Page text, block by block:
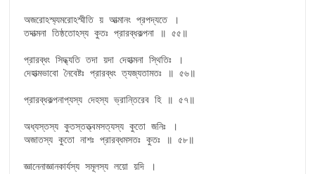
অজরোঽস্ম্যমরোঽস্মীতি য় আত্মানং প্রপদ্যতে ।
তদাত্মনা তিষ্ঠতোঽস্য কুতঃ প্রারব্ধকল্পনা ॥ ৫৫॥
প্রারব্ধং সিদ্ধ্যতি তদা য়দা দেহাত্মনা স্থিতিঃ ।
দেহাত্মভাবো নৈবেষ্টঃ প্রারব্ধং ত্যজ্যতামতঃ ॥ ৫৬॥
প্রারব্ধকল্পনাপ্যস্য দেহস্য ভ্রান্তিরেব হি ॥ ৫৭॥
অধ্যস্তস্য কুতস্তত্ত্বমসত্যস্য কুতো জনিঃ ।
অজাতস্য কুতো নাশঃ প্রারব্ধমসতঃ কুতঃ ॥ ৫৮॥
জ্ঞানেনাজ্ঞানকার্যস্য সমূলস্য লয়ো য়দি ।